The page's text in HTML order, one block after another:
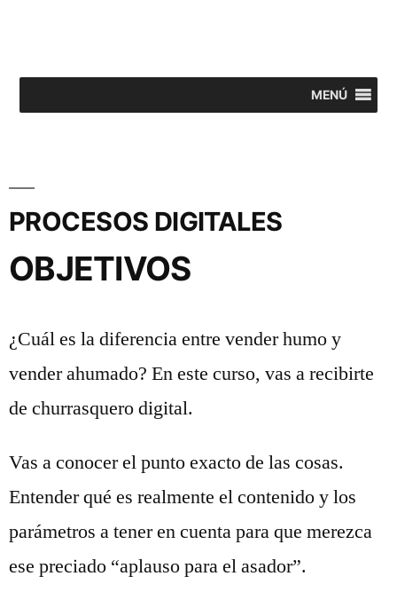
MENÚ
PROCESOS DIGITALES
OBJETIVOS
¿Cuál es la diferencia entre vender humo y
vender ahumado? En este curso, vas a recibirte
de churrasquero digital.
Vas a conocer el punto exacto de las cosas.
Entender qué es realmente el contenido y los
parámetros a tener en cuenta para que merezca
ese preciado “aplauso para el asador”.